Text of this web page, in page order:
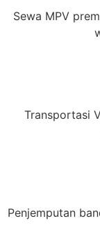
Sewa MPV
Transportasi
Penjemputan